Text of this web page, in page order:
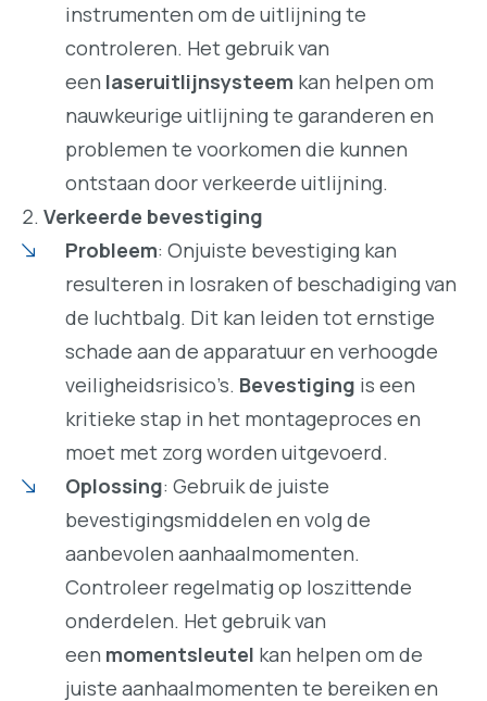
instrumenten om de uitlijning te
controleren. Het gebruik van
een laseruitlijnsysteem kan helpen om
nauwkeurige uitlijning te garanderen en
problemen te voorkomen die kunnen
ontstaan door verkeerde uitlijning.
Verkeerde bevestiging
Probleem: Onjuiste bevestiging kan
resulteren in losraken of beschadiging van
de luchtbalg. Dit kan leiden tot ernstige
schade aan de apparatuur en verhoogde
veiligheidsrisico’s. Bevestiging is een
kritieke stap in het montageproces en
moet met zorg worden uitgevoerd.
Oplossing: Gebruik de juiste
bevestigingsmiddelen en volg de
aanbevolen aanhaalmomenten.
Controleer regelmatig op loszittende
onderdelen. Het gebruik van
een momentsleutel kan helpen om de
juiste aanhaalmomenten te bereiken en